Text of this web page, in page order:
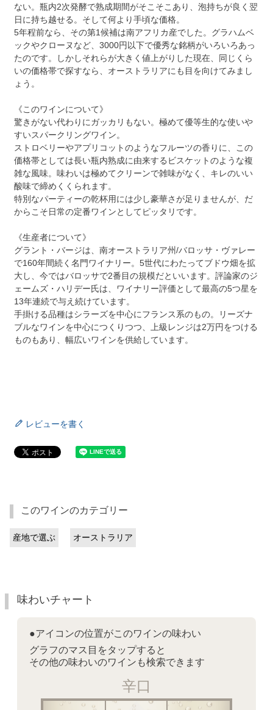
ない。瓶内2次発酵で熟成期間がそこそこあり、泡持ちが良く翌
日に持ち越せる。そして何より手頃な価格。
5年程前なら、その第1候補は南アフリカ産でした。グラハムベ
ックやクローヌなど、3000円以下で優秀な銘柄がいろいろあっ
たのです。しかしそれらが大きく値上がりした現在、同じくら
いの価格帯で探すなら、オーストラリアにも目を向けてみまし
ょう。
《このワインについて》
驚きがない代わりにガッカリもない。極めて優等生的な使いや
すいスパークリングワイン。
ストロベリーやアプリコットのようなフルーツの香りに、この
価格帯としては長い瓶内熟成に由来するビスケットのような複
雑な風味。味わいは極めてクリーンで雑味がなく、キレのいい
酸味で締めくくられます。
特別なパーティーの乾杯用には少し豪華さが足りませんが、だ
からこそ日常の定番ワインとしてピッタリです。
《生産者について》
グラント・バージは、南オーストラリア州/バロッサ・ヴァレー
で160年間続く名門ワイナリー。5世代にわたってブドウ畑を拡
大し、今ではバロッサで2番目の規模だといいます。評論家のジ
ェームズ・ハリデー氏は、ワイナリー評価として最高の5つ星を
13年連続で与え続けています。
手掛ける品種はシラーズを中心にフランス系のもの。リーズナ
ブルなワインを中心につくりつつ、上級レンジは2万円をつける
ものもあり、幅広いワインを供給しています。
レビューを書く
このワインのカテゴリー
産地で選ぶ オーストラリア
味わいチャート
●アイコンの位置がこのワインの味わい
グラフのマス目をタップすると
その他の味わいのワインも検索できます
辛口